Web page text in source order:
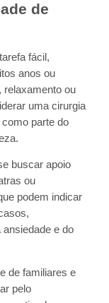
de
fácil,
anos ou
relaxamento ou
uma cirurgia
parte do
buscar apoio
ou
podem indicar
e do
de familiares e
pelo